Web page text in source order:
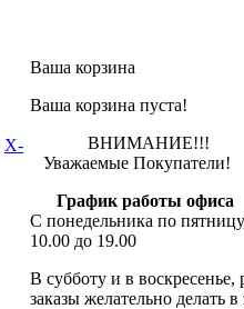
X-
Ваша корзина
Ваша корзина пуста!
ВНИМАНИЕ!!!
Уважаемые Покупатели!
График работы офиса
С понедельника по
10.00 до 19.00
В субботу и в
заказы желательно делать